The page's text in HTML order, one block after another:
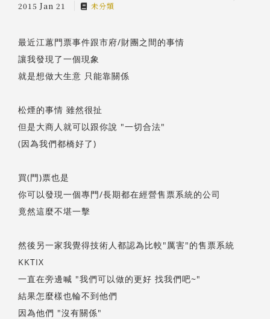
2015 Jan 21 未分類
最近江蕙門票事件跟市府/財團之間的事情
讓我發現了一個現象
就是想做大生意 只能靠關係
松煙的事情 雖然很扯
但是大商人就可以跟你說 "一切合法"
(因為我們都橋好了)
買(門)票也是
你可以發現一個專門/長期都在經營售票系統的公司
竟然這麼不堪一擊
然後另一家我覺得技術人都認為比較"厲害"的售票系統
KKTIX
一直在旁邊喊 "我們可以做的更好 找我們吧~"
結果怎麼樣也輪不到他們
因為他們 "沒有關係"